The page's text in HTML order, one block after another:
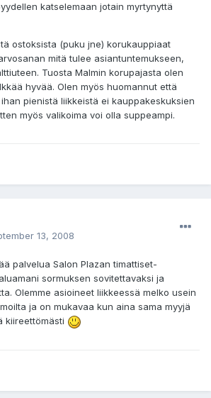
katselemaan jotain myrtynyttä
ostoksista (puku jne) korukauppiaat
mitä tulee asiantuntemukseen,
Tuosta Malmin korupajasta olen
hyvää. Olen myös huomannut että
pienistä liikkeistä ei kauppakeskuksien
myös valikoima voi olla suppeampi.
13, 2008
palvelua Salon Plazan timattiset-
sormuksen sovitettavaksi ja
Olemme asioineet liikkeessä melko usein
ja on mukavaa kun aina sama myyjä
kiireettömästi